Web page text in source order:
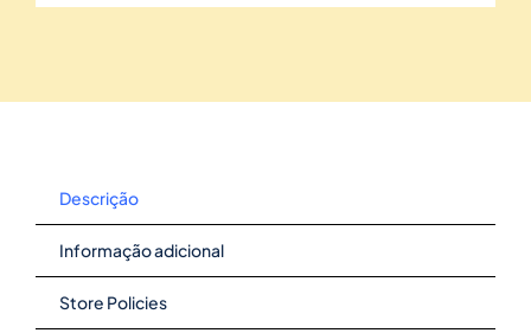
Descrição
Informação adicional
Store Policies